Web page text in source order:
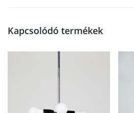
Kapcsolódó termékek